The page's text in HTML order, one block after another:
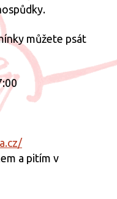
můžete psát
a pitím v